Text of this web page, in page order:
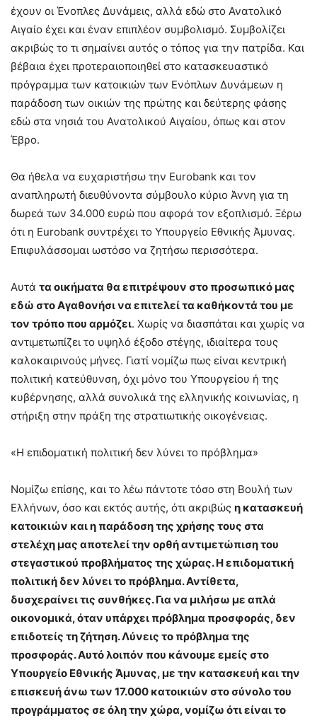
έχουν οι Ένοπλες Δυνάμεις, αλλά εδώ στο Ανατολικό
Αιγαίο έχει και έναν επιπλέον συμβολισμό. Συμβολίζει
ακριβώς το τι σημαίνει αυτός ο τόπος για την πατρίδα. Και
βέβαια έχει προτεραιοποιηθεί στο κατασκευαστικό
πρόγραμμα των κατοικιών των Ενόπλων Δυνάμεων η
παράδοση των οικιών της πρώτης και δεύτερης φάσης
εδώ στα νησιά του Ανατολικού Αιγαίου, όπως και στον
Έβρο.
Θα ήθελα να ευχαριστήσω την Eurobank και τον
αναπληρωτή διευθύνοντα σύμβουλο κύριο Άννη για τη
δωρεά των 34.000 ευρώ που αφορά τον εξοπλισμό. Ξέρω
ότι η Eurobank συντρέχει το Υπουργείο Εθνικής Άμυνας.
Επιφυλάσσομαι ωστόσο να ζητήσω περισσότερα.
Αυτά τα οικήματα θα επιτρέψουν στο προσωπικό μας
εδώ στο Αγαθονήσι να επιτελεί τα καθήκοντά του με
τον τρόπο που αρμόζει. Χωρίς να διασπάται και χωρίς να
αντιμετωπίζει το υψηλό έξοδο στέγης, ιδιαίτερα τους
καλοκαιρινούς μήνες. Γιατί νομίζω πως είναι κεντρική
πολιτική κατεύθυνση, όχι μόνο του Υπουργείου ή της
κυβέρνησης, αλλά συνολικά της ελληνικής κοινωνίας, η
στήριξη στην πράξη της στρατιωτικής οικογένειας.
«Η επιδοματική πολιτική δεν λύνει το πρόβλημα»
Νομίζω επίσης, και το λέω πάντοτε τόσο στη Βουλή των
Ελλήνων, όσο και εκτός αυτής, ότι ακριβώς η κατασκευή
κατοικιών και η παράδοση της χρήσης τους στα
στελέχη μας αποτελεί την ορθή αντιμετώπιση του
στεγαστικού προβλήματος της χώρας. Η επιδοματική
πολιτική δεν λύνει το πρόβλημα. Αντίθετα,
δυσχεραίνει τις συνθήκες. Για να μιλήσω με απλά
οικονομικά, όταν υπάρχει πρόβλημα προσφοράς, δεν
επιδοτείς τη ζήτηση. Λύνεις το πρόβλημα της
προσφοράς. Αυτό λοιπόν που κάνουμε εμείς στο
Υπουργείο Εθνικής Άμυνας, με την κατασκευή και την
επισκευή άνω των 17.000 κατοικιών στο σύνολο του
προγράμματος σε όλη την χώρα, νομίζω ότι είναι το